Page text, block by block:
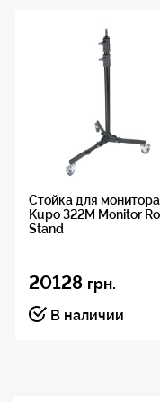
Заводская
дневном свете
Контрастность
Битовая глубина
10-битный(8+2)
Цветовая гамма
Управление
изображением
Стойка для монитора
Kupo 322M Monitor
Stand
20128 грн.
В наличии